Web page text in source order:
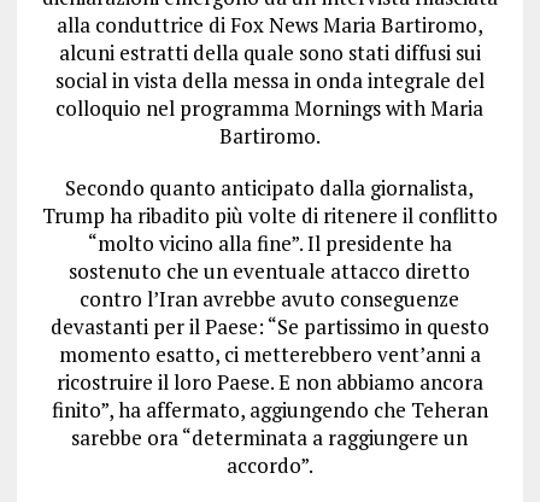
alla conduttrice di Fox News Maria Bartiromo,
alcuni estratti della quale sono stati diffusi sui
social in vista della messa in onda integrale del
colloquio nel programma Mornings with Maria
Bartiromo.
Secondo quanto anticipato dalla giornalista,
Trump ha ribadito più volte di ritenere il conflitto
“molto vicino alla fine”. Il presidente ha
sostenuto che un eventuale attacco diretto
contro l’Iran avrebbe avuto conseguenze
devastanti per il Paese: “Se partissimo in questo
momento esatto, ci metterebbero vent’anni a
ricostruire il loro Paese. E non abbiamo ancora
finito”, ha affermato, aggiungendo che Teheran
sarebbe ora “determinata a raggiungere un
accordo”.